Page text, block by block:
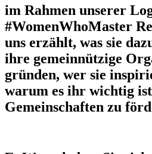
im Rahmen unserer
#WomenWhoMaster
uns erzählt, was sie
ihre gemeinnützige
gründen, wer sie
warum es ihr wichtig
Gemeinschaften zu